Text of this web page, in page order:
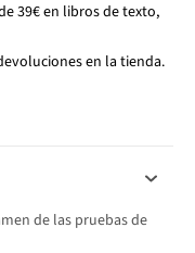
39€ en libros de texto,
en la tienda.
de las pruebas de